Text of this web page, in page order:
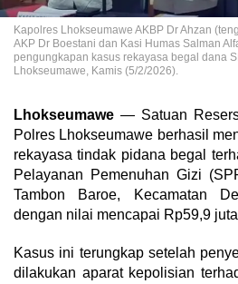
Kapolres Lhokseumawe AKBP Dr Ahzan
AKP Dr Boestani dan Kasi Humas Salman
pengungkapan kasus rekayasa begal dana
Lhokseumawe, Kamis (5/2/2026).
Lhokseumawe — Satuan
Polres Lhokseumawe berhasil
rekayasa tindak pidana begal
Pelayanan Pemenuhan Gizi
Tambon Baroe, Kecamatan
dengan nilai mencapai Rp59,9
Kasus ini terungkap setelah
dilakukan aparat kepolisian